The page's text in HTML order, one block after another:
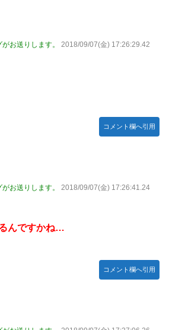
ロメンバー2人を絶賛
の浴衣美人」の声！「マイ・フィクショ
た透明感【画像】
2026」のラインナップを発表！
ムカついたから示談しなかった」
陣の声出しが凄かった！！！【乃木坂
お送りします。
2018/09/07(金) 17:26:29.42
コメント欄へ引用
お送りします。
2018/09/07(金) 17:26:41.24
んですかね…
コメント欄へ引用